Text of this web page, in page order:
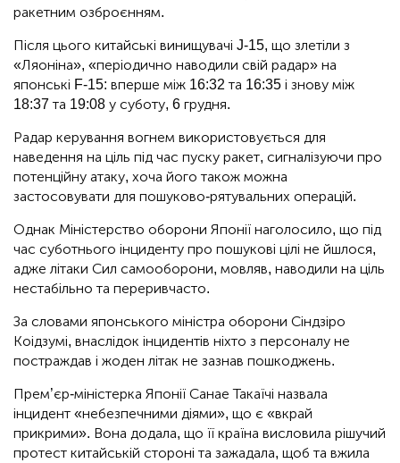
ракетним озброєнням.
Після цього китайські винищувачі J-15, що злетіли з
«Ляоніна», «періодично наводили свій радар» на
японські F-15: вперше між 16:32 та 16:35 і знову між
18:37 та 19:08 у суботу, 6 грудня.
Радар керування вогнем використовується для
наведення на ціль під час пуску ракет, сигналізуючи про
потенційну атаку, хоча його також можна
застосовувати для пошуково-рятувальних операцій.
Однак Міністерство оборони Японії наголосило, що під
час суботнього інциденту про пошукові цілі не йшлося,
адже літаки Сил самооборони, мовляв, наводили на ціль
нестабільно та переривчасто.
За словами японського міністра оборони Сіндзіро
Коідзумі, внаслідок інцидентів ніхто з персоналу не
постраждав і жоден літак не зазнав пошкоджень.
Прем’єр-міністерка Японії Санае Такаїчі назвала
інцидент «небезпечними діями», що є «вкрай
прикрими». Вона додала, що її країна висловила рішучий
протест китайській стороні та зажадала, щоб та вжила